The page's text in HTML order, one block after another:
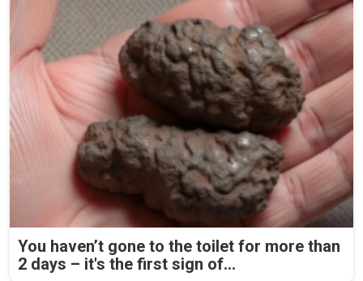
You haven’t gone to the toilet for more than
2 days – it's the first sign of...